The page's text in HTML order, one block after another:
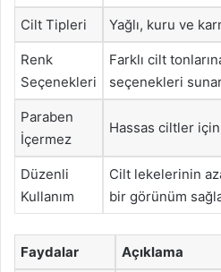
Cilt Tipleri Yağlı, kuru ve
Renk
Seçenekleri
Farklı cilt
seçenekleri
Paraben
İçermez
Hassas ciltler
Düzenli
Kullanım
Cilt lekelerinin
bir görünüm
Faydalar Açıklama